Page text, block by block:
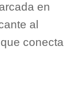
en
al
conecta